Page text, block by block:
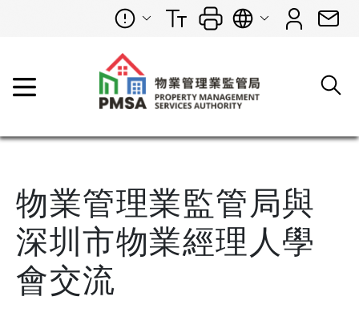
物業管理業監管局與
深圳市物業經理人學
會交流